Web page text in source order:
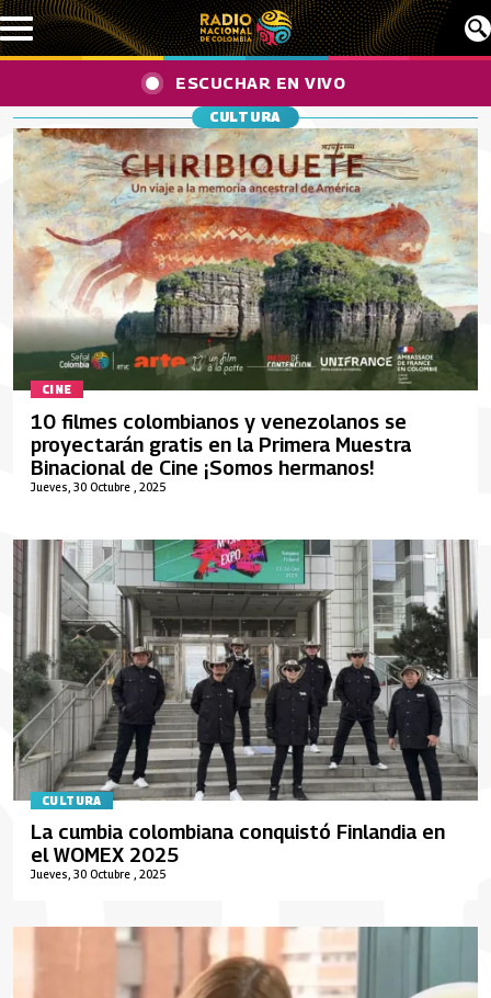
Pasar al contenido principal
ESCUCHAR EN VIVO
CULTURA
CINE
Jueves, 30 Octubre , 2025
10 filmes colombianos y venezolanos se
proyectarán gratis en la Primera Muestra
Binacional de Cine ¡Somos hermanos!
CULTURA
Jueves, 30 Octubre , 2025
La cumbia colombiana conquistó Finlandia en
el WOMEX 2025